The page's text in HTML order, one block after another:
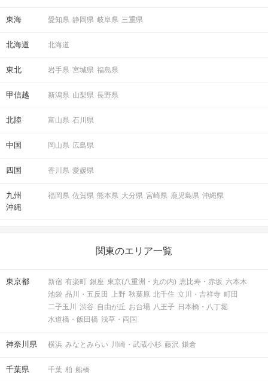
東海 愛知県 静岡県 岐阜県 三重県
北海道 北海道
東北 岩手県 宮城県 福島県
甲信越 新潟県 山梨県 長野県
北陸 富山県 石川県
中国 岡山県 広島県
四国 香川県 愛媛県
九州
沖縄
福岡県 佐賀県 熊本県 大分県 宮崎県 鹿児島県 沖縄県
関東のエリア一覧
東京都 新宿 有楽町 銀座 東京(八重洲・丸の内) 恵比寿・赤坂 六本木
池袋 品川・五反田 上野 秋葉原 北千住 立川・吉祥寺 町田
二子玉川
渋谷 自由が丘 お台場 八王子 日本橋・八丁堀
水道橋・飯田橋 浅草・両国
神奈川県 横浜 みなとみらい 川崎・武蔵小杉 藤沢 鎌倉
千葉県 千葉 柏 船橋